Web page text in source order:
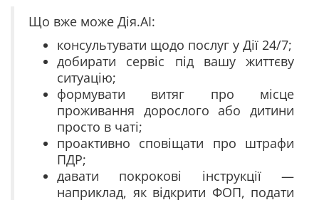
Що вже може Дія.АІ:
консультувати щодо послуг у Дії 24/7;
добирати сервіс під вашу життєву
ситуацію;
формувати витяг про місце
проживання дорослого або дитини
просто в чаті;
проактивно сповіщати про штрафи
ПДР;
давати покрокові інструкції —
наприклад, як відкрити ФОП, подати